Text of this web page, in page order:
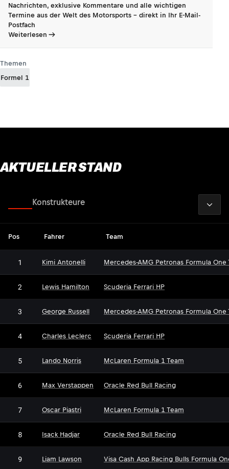
Nachrichten, exklusive Kommentare und alle wichtigen
Termine aus der Welt des Motorsports - direkt in Ihr E-Mail-
Postfach
Weiterlesen
Themen
Formel 1
AKTUELLER STAND
Konstrukteure
Pos Fahrer Team
1 Kimi Antonelli Mercedes-AMG Petronas Formula One
2 Lewis Hamilton Scuderia Ferrari HP
3 George Russell Mercedes-AMG Petronas Formula One
4 Charles Leclerc Scuderia Ferrari HP
5 Lando Norris McLaren Formula 1 Team
6 Max Verstappen Oracle Red Bull Racing
7 Oscar Piastri McLaren Formula 1 Team
8 Isack Hadjar Oracle Red Bull Racing
9 Liam Lawson Visa Cash App Racing Bulls Formula